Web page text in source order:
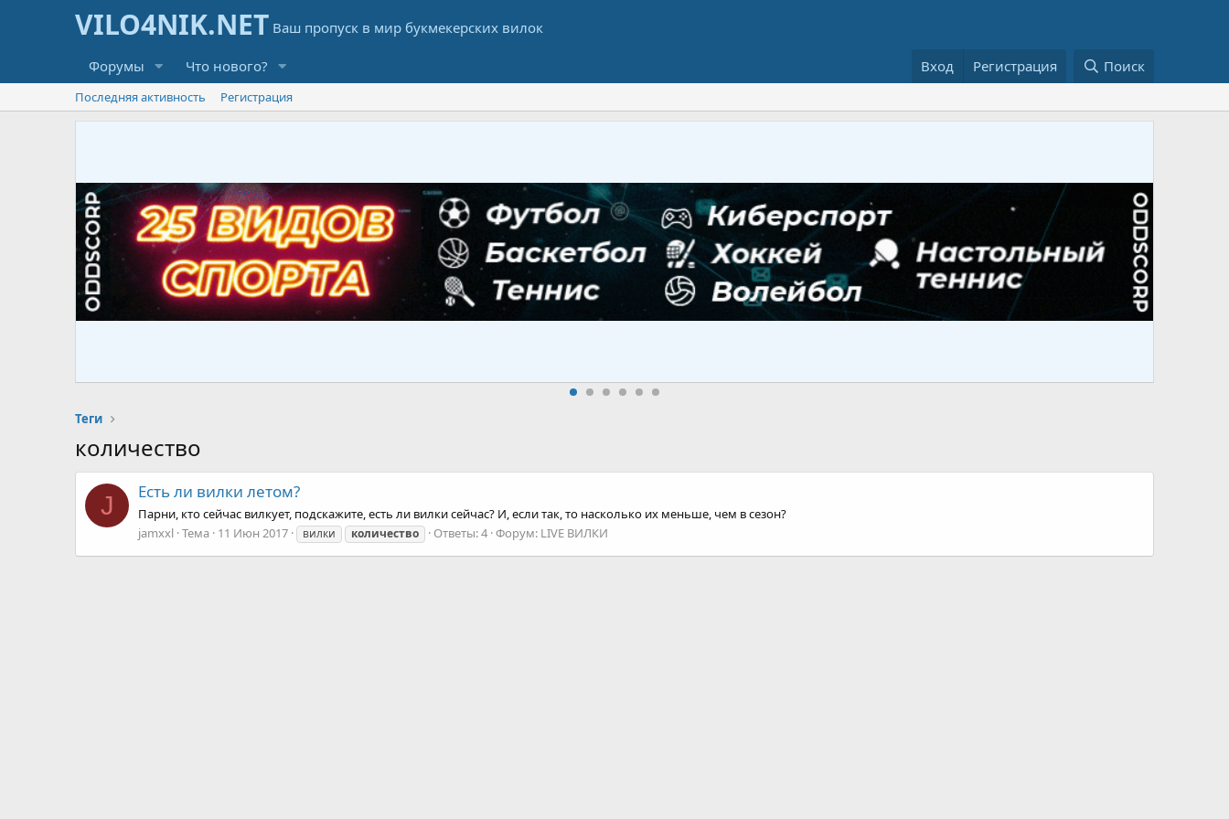
Форумы Что нового? Вход Регистрация Поиск
Последняя активность Регистрация
Теги
количество
J Есть ли вилки летом?
Парни, кто сейчас вилкует, подскажите, есть ли вилки сейчас? И, если так, то насколько их меньше, чем в сезон?
jamxxl Тема 11 Июн 2017 вилки количество Ответы: 4 Форум: LIVE ВИЛКИ